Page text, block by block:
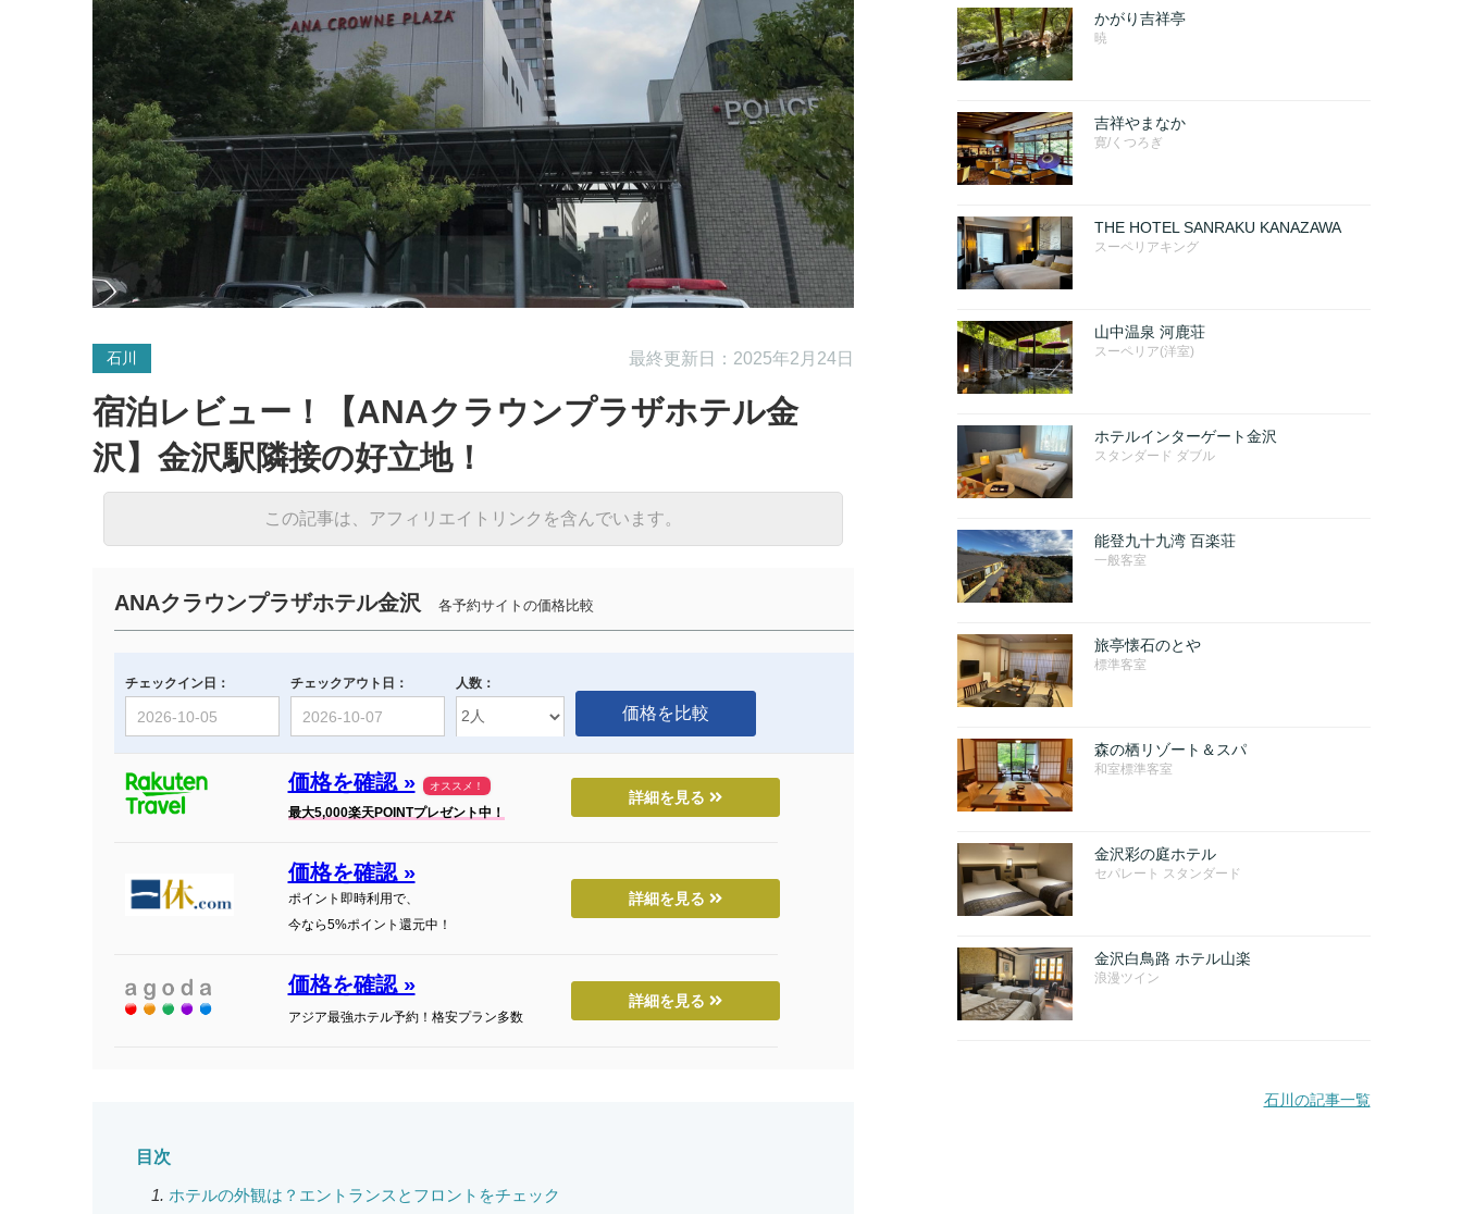
石川 最終更新日：2025年2月24日
宿泊レビュー！【ANAクラウンプラザホテル金
沢】金沢駅隣接の好立地！
この記事は、アフィリエイトリンクを含んでいます。
ANAクラウンプラザホテル金沢 各予約サイトの価格比較
チェックイン日： チェックアウト日： 人数：
価格を確認 » オススメ！
最大5,000楽天POINTプレゼント中！
詳細を見る
価格を確認 »
ポイント即時利用で、
今なら5%ポイント還元中！
詳細を見る
価格を確認 »
アジア最強ホテル予約！格安プラン多数
詳細を見る
目次
ホテルの外観は？エントランスとフロントをチェック
かがり吉祥亭
暁
吉祥やまなか
寛/くつろぎ
THE HOTEL SANRAKU KANAZAWA
スーペリアキング
山中温泉 河鹿荘
スーペリア(洋室)
ホテルインターゲート金沢
スタンダード ダブル
能登九十九湾 百楽荘
一般客室
旅亭懐石のとや
標準客室
森の栖リゾート＆スパ
和室標準客室
金沢彩の庭ホテル
セパレート スタンダード
金沢白鳥路 ホテル山楽
浪漫ツイン
石川の記事一覧